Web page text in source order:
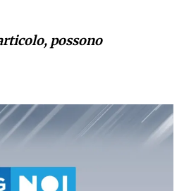
possono